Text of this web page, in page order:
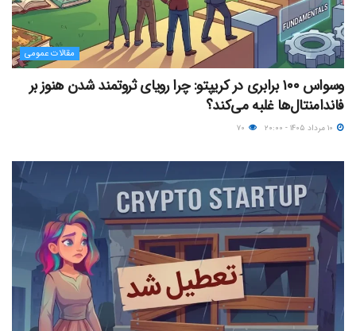
مقالات عمومی
وسواس ۱۰۰ برابری در کریپتو: چرا رویای ثروتمند شدن هنوز بر
فاندامنتال‌ها غلبه می‌کند؟